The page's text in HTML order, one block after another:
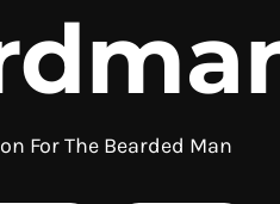
For The Bearded Man